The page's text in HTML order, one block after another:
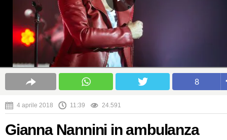
8
4 aprile 2018 11:39 24.591
Gianna Nannini in ambulanza